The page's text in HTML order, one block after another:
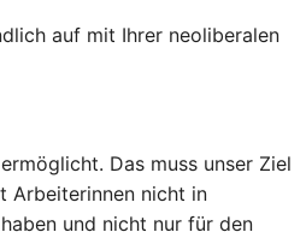
auf mit Ihrer neoliberalen
Das muss unser Ziel
Arbeiterinnen nicht in
und nicht nur für den